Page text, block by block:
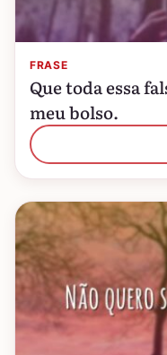
FRASE
Que toda essa
meu bolso.